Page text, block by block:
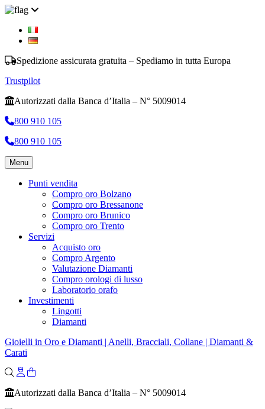
Spedizione assicurata gratuita – Spediamo in tutta Europa
Trustpilot
Autorizzati dalla Banca d’Italia – N° 5009014
800 910 105
800 910 105
Menu
Punti vendita
Compro oro Bolzano
Compro oro Bressanone
Compro oro Brunico
Compro oro Trento
Servizi
Acquisto oro
Compro Argento
Valutazione Diamanti
Compro orologi di lusso
Laboratorio orafo
Investimenti
Lingotti
Diamanti
Gioielli in Oro e Diamanti | Anelli, Bracciali, Collane | Diamanti &
Carati
Autorizzati dalla Banca d’Italia – N° 5009014